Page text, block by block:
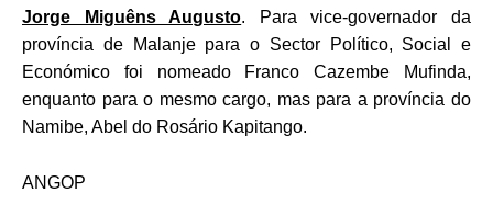
Jorge Miguêns Augusto. Para vice-governador da
província de Malanje para o Sector Político, Social e
Económico foi nomeado Franco Cazembe Mufinda,
enquanto para o mesmo cargo, mas para a província do
Namibe, Abel do Rosário Kapitango.
ANGOP